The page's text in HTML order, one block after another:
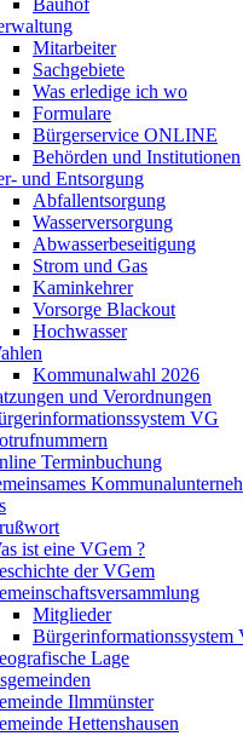
Bauhof
Mitarbeiter
Sachgebiete
Was erledige ich wo
Formulare
Bürgerservice ONLINE
Behörden und Institutionen
und Entsorgung
Abfallentsorgung
Wasserversorgung
Abwasserbeseitigung
Strom und Gas
Kaminkehrer
Vorsorge Blackout
Hochwasser
Kommunalwahl 2026
und Verordnungen
VG
Terminbuchung
ist eine VGem ?
der VGem
Mitglieder
Bürgerinformationssystem
Lage
Ilmmünster
Hettenshausen